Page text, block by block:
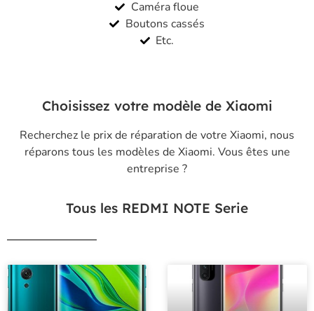
Caméra floue
Boutons cassés
Etc.
Choisissez votre modèle de Xiaomi
Recherchez le prix de réparation de votre Xiaomi, nous
réparons tous les modèles de Xiaomi. Vous êtes une
entreprise ?
Tous les REDMI NOTE Serie